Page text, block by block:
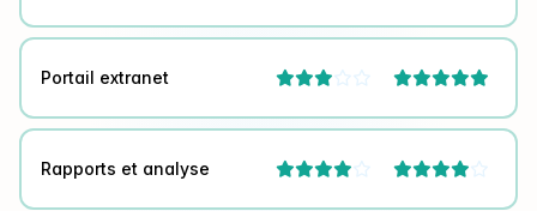
Portail extranet  
Rapports et analyse  